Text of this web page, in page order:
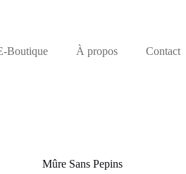
Boutique À propos Contact
Mûre Sans Pepins